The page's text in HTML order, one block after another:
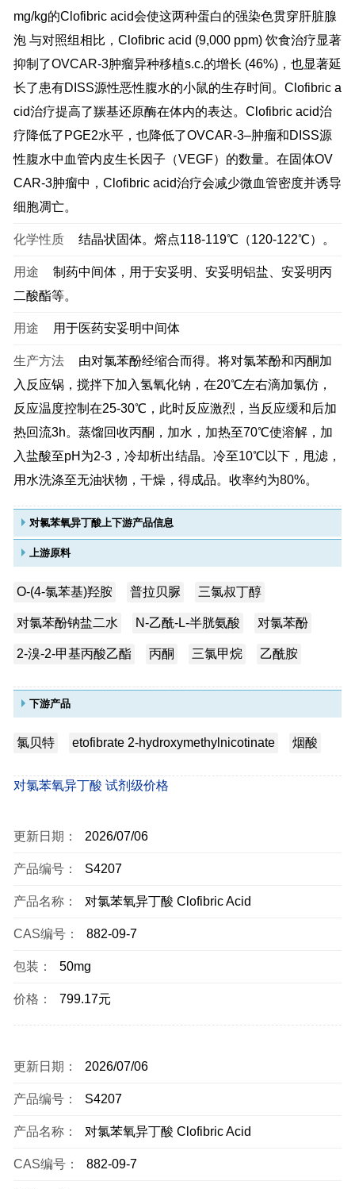
mg/kg的Clofibric acid会使这两种蛋白的强染色贯穿肝脏腺
泡 与对照组相比，Clofibric acid (9,000 ppm) 饮食治疗显著
抑制了OVCAR-3肿瘤异种移植s.c.的增长 (46%)，也显著延
长了患有DISS源性恶性腹水的小鼠的生存时间。Clofibric a
cid治疗提高了羰基还原酶在体内的表达。Clofibric acid治
疗降低了PGE2水平，也降低了OVCAR-3–肿瘤和DISS源
性腹水中血管内皮生长因子（VEGF）的数量。在固体OV
CAR-3肿瘤中，Clofibric acid治疗会减少微血管密度并诱导
细胞凋亡。
化学性质 结晶状固体。熔点118-119℃（120-122℃）。
用途
制药中间体，用于安妥明、安妥明铝盐、安妥明丙
二酸酯等。
用途 用于医药安妥明中间体
生产方法
由对氯苯酚经缩合而得。将对氯苯酚和丙酮加
入反应锅，搅拌下加入氢氧化钠，在20℃左右滴加氯仿，
反应温度控制在25-30℃，此时反应激烈，当反应缓和后加
热回流3h。蒸馏回收丙酮，加水，加热至70℃使溶解，加
入盐酸至pH为2-3，冷却析出结晶。冷至10℃以下，甩滤，
用水洗涤至无油状物，干燥，得成品。收率约为80%。
对氯苯氧异丁酸上下游产品信息
上游原料
O-(4-氯苯基)羟胺 普拉贝脲 三氯叔丁醇
对氯苯酚钠盐二水 N-乙酰-L-半胱氨酸 对氯苯酚
2-溴-2-甲基丙酸乙酯 丙酮 三氯甲烷 乙酰胺
下游产品
氯贝特 etofibrate 2-hydroxymethylnicotinate 烟酸
对氯苯氧异丁酸 试剂级价格
更新日期： 2026/07/06
产品编号： S4207
产品名称： 对氯苯氧异丁酸 Clofibric Acid
CAS编号： 882-09-7
包装： 50mg
价格： 799.17元
更新日期： 2026/07/06
产品编号： S4207
产品名称： 对氯苯氧异丁酸 Clofibric Acid
CAS编号： 882-09-7